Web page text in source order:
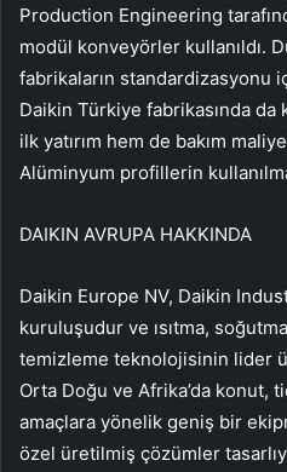
Production Engineering
modül konveyörler kullanıldı.
fabrikaların standardizasyonu
Daikin Türkiye fabrikasında da
ilk yatırım hem de bakım
Alüminyum profillerin
DAIKIN AVRUPA HAKKINDA
Daikin Europe NV, Daikin
kuruluşudur ve ısıtma,
temizleme teknolojisinin lider
Orta Doğu ve Afrika’da konut,
amaçlara yönelik geniş bir
özel üretilmiş çözümler